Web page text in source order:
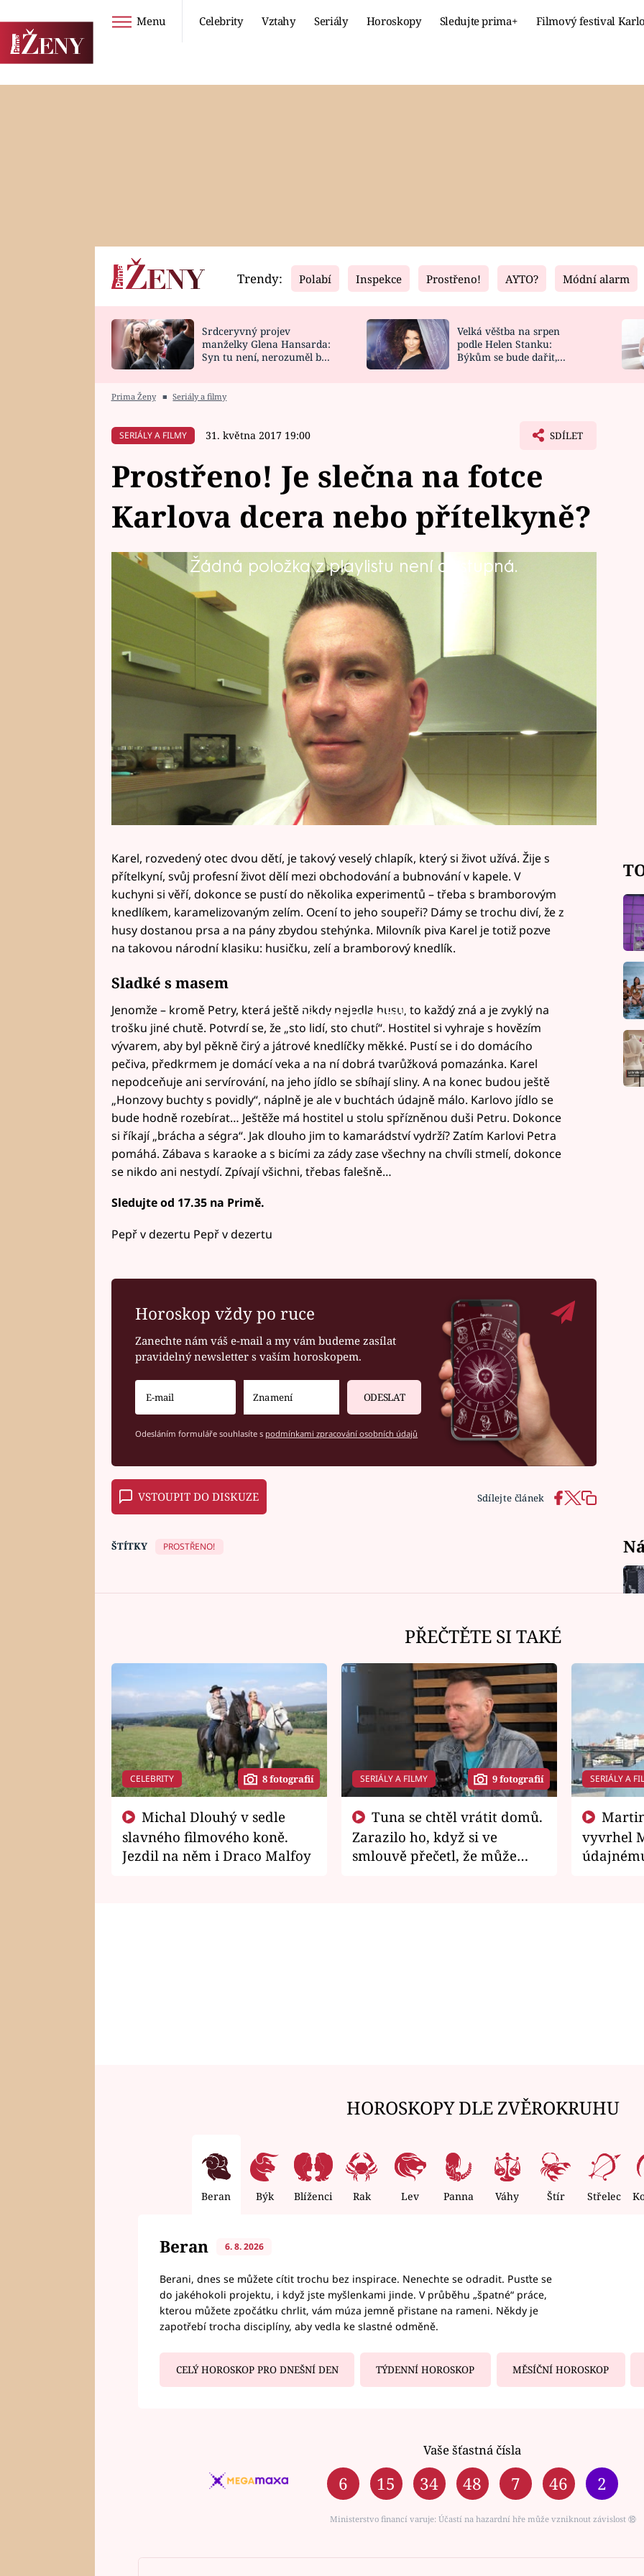
Menu Celebrity Vztahy Seriály Horoskopy Sledujte prima+ Filmový festival
Horoskopy
HOROSKOP NA
Video
CELEBRITY
VAŘENÍ
Fresh
NOVINKY
VIDEORECEPTY
Living
DESIGN
Trendy: Polabí Inspekce Prostřeno! AYTO? Módní alarm
Srdceryvný projev
manželky Glena Hansarda:
Syn tu není, nerozuměl by
Velká věštba na srpen
podle Helen Stanku:
Býkům se bude dařit,
Prima Ženy ■ Seriály a filmy
SERIÁLY A FILMY 31. května 2017 19:00 SDÍLET
Prostřeno! Je slečna na fotce
Karlova dcera nebo přítelkyně?
Žádná položka z playlistu není dostupná.
Karel (39) předvede, že umí bubnovat a na hlavní chod upeče husu,
kterou vyhrál v tombole.
Karel, rozvedený otec dvou dětí, je takový veselý chlapík, který si život užívá. Žije s
přítelkyní, svůj profesní život dělí mezi obchodování a bubnování v kapele. V
kuchyni si věří, dokonce se pustí do několika experimentů – třeba s bramborovým
knedlíkem, karamelizovaným zelím. Ocení to jeho soupeři? Dámy se trochu diví, že z
husy dostanou prsa a na pány zbydou stehýnka. Milovník piva Karel je totiž pozve
na takovou národní klasiku: husičku, zelí a bramborový knedlík.
Sladké s masem
Failed to fetch
Jenomže – kromě Petry, která ještě nikdy nejedla husu, to každý zná a je zvyklý na
trošku jiné chutě. Potvrdí se, že „sto lidí, sto chutí“. Hostitel si vyhraje s hovězím
vývarem, aby byl pěkně čirý a játrové knedlíčky měkké. Pustí se i do domácího
pečiva, předkrmem je domácí veka a na ní dobrá tvarůžková pomazánka. Karel
nepodceňuje ani servírování, na jeho jídlo se sbíhají sliny. A na konec budou ještě
„Honzovy buchty s povidly“, náplně je ale v buchtách údajně málo. Karlovo jídlo se
bude hodně rozebírat… Ještěže má hostitel u stolu spřízněnou duši Petru. Dokonce
si říkají „brácha a ségra“. Jak dlouho jim to kamarádství vydrží? Zatím Karlovi Petra
pomáhá. Zábava s karaoke a s bicími za zády zase všechny na chvíli stmelí, dokonce
se nikdo ani nestydí. Zpívají všichni, třebas falešně…
Sledujte od 17.35 na Primě.
Pepř v dezertu Pepř v dezertu
Horoskop vždy po ruce
Zanechte nám váš e-mail a my vám budeme zasílat
pravidelný newsletter s vaším horoskopem.
ODESLAT
Odesláním formuláře souhlasíte s podmínkami zpracování osobních údajů
VSTOUPIT DO DISKUZE Sdílejte článek
ŠTÍTKY PROSTŘENO!
PŘEČTĚTE SI TAKÉ
CELEBRITY 8 fotografií
slavného filmového koně.
Jezdil na něm i Draco Malfoy
SERIÁLY A FILMY 9 fotografií
Zarazilo ho, když si ve
smlouvě přečetl, že může
SERIÁLY A
vyvrhel
HOROSKOPY DLE ZVĚROKRUHU
Beran Býk Blíženci Rak Lev Panna Váhy Štír Střelec
Beran 6. 8. 2026
Berani, dnes se můžete cítit trochu bez inspirace. Nenechte se odradit. Pusťte se
do jakéhokoli projektu, i když jste myšlenkami jinde. V průběhu „špatné“ práce,
kterou můžete zpočátku chrlit, vám múza jemně přistane na rameni. Někdy je
zapotřebí trocha disciplíny, aby vedla ke slastné odměně.
CELÝ HOROSKOP PRO DNEŠNÍ DEN TÝDENNÍ HOROSKOP MĚSÍČNÍ HOROSKOP
Vaše šťastná čísla
6 15 34 48 7 46 2
Ministerstvo financí varuje: Účastí na hazardní hře může vzniknout závislost ⑱